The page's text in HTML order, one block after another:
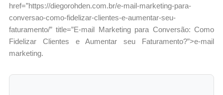
href=”https://diegorohden.com.br/e-mail-marketing-para-
conversao-como-fidelizar-clientes-e-aumentar-seu-
faturamento/” title=”E-mail Marketing para Conversão: Como
Fidelizar Clientes e Aumentar seu Faturamento?”>e-mail
marketing.